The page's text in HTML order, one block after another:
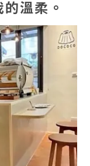
溫柔。